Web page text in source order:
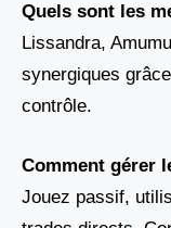
Quels sont les
Lissandra,
synergiques
contrôle.
Comment gérer
Jouez passif,